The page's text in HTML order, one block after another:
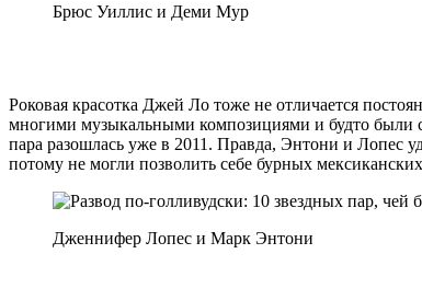
Брюс Уиллис и Деми Мур
Роковая красотка Джей Ло тоже не отличается
многими музыкальными композициями и будто были
пара разошлась уже в 2011. Правда, Энтони и Лопес
потому не могли позволить себе бурных мексиканских
Дженнифер Лопес и Марк Энтони